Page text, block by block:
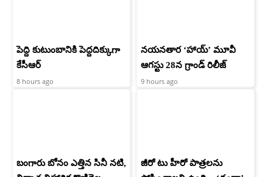
పెద్ది కుటుంబానికి పెద్దదిక్కుగా
కేసీఆర్
8 hours ago
నయనతార ‘హాయ్’ మూవీ
ఆగస్టు 28న గ్రాండ్ రిలీజ్
9 hours ago
బంగారు బోనం ఎత్తిన సినీ నటి,
జీరో టు హీరో పాత్రలను